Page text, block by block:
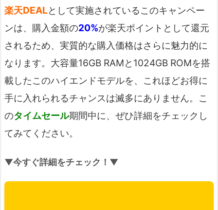
楽天DEALとして実施されているこのキャンペー
ンは、購入金額の20%が楽天ポイントとして還元
されるため、実質的な購入価格はさらに魅力的に
なります。大容量16GB RAMと1024GB ROMを搭
載したこのハイエンドモデルを、これほどお得に
手に入れられるチャンスは滅多にありません。こ
のタイムセール期間中に、ぜひ詳細をチェックし
てみてください。
▼今すぐ詳細をチェック！▼